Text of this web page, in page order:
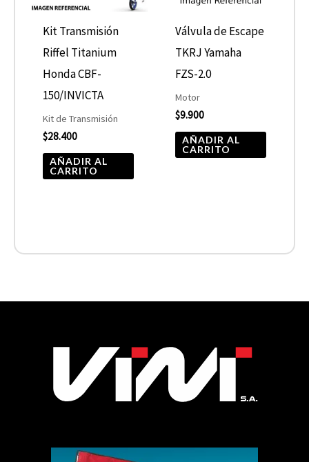
Kit Transmisión
Riffel Titanium
Honda CBF-
150/INVICTA
Kit de Transmisión
$28.400
AÑADIR AL
CARRITO
Válvula de Escape
TKRJ Yamaha
FZS-2.0
Motor
$9.900
AÑADIR AL
CARRITO